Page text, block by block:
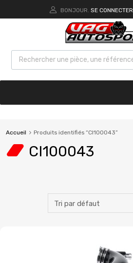
BONJOUR. SE CONNECTER
Accueil Produits identifiés “CI100043”
CI100043